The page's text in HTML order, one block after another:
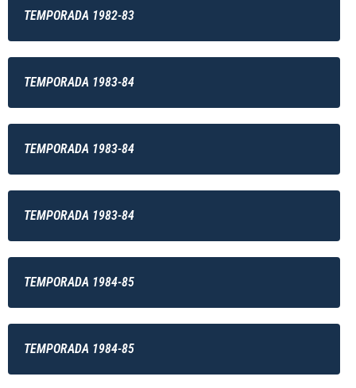
TEMPORADA 1982-83
TEMPORADA 1983-84
TEMPORADA 1983-84
TEMPORADA 1983-84
TEMPORADA 1984-85
TEMPORADA 1984-85